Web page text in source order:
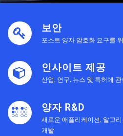
보안
포스트 양자 암호화 요구를
인사이트 제공
산업, 연구, 뉴스 및 특허에
양자 R&D
새로운 애플리케이션, 알고
개발